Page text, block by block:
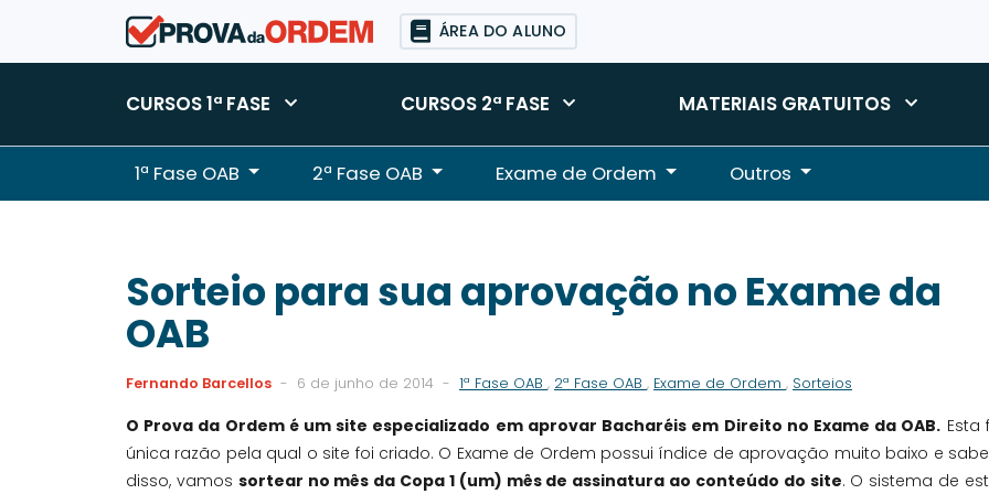
ÁREA DO ALUNO
CURSOS 1ª FASE CURSOS 2ª FASE MATERIAIS GRATUITOS
1ª Fase OAB 2ª Fase OAB Exame de Ordem Outros
Sorteio para sua aprovação no Exame da
OAB
Fernando Barcellos - 6 de junho de 2014 - 1ª Fase OAB , 2ª Fase OAB , Exame de Ordem , Sorteios
O Prova da Ordem é um site especializado em aprovar Bacharéis em Direito no Exame da OAB. Esta
única razão pela qual o site foi criado. O Exame de Ordem possui índice de aprovação muito baixo e
disso, vamos sortear no mês da Copa 1 (um) mês de assinatura ao conteúdo do site. O sistema de